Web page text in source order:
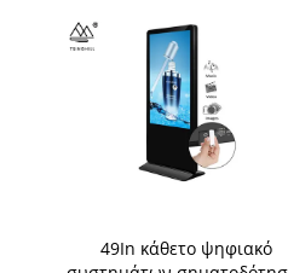
49In κάθετο ψηφιακό